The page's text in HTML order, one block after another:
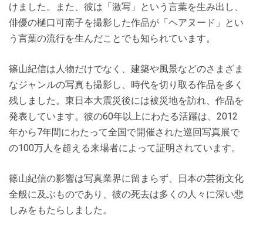
けました。また、彼は「激写」という言葉を生み出し、
俳優の樋口可南子を撮影した作品が「ヘアヌード」とい
う言葉の流行を生んだことでも知られています。
篠山紀信は人物だけでなく、建築や風景などのさまざま
なジャンルの写真も撮影し、時代を切り取る作品を多く
残しました。東日本大震災後には被災地を訪れ、作品を
発表しています。彼の60年以上にわたる活躍は、2012
年から7年間にわたって全国で開催された巡回写真展で
の100万人を超える来場者によって証明されています。
篠山紀信の影響は写真業界に留まらず、日本の芸術文化
全般に及ぶものであり、彼の死去は多くの人々に深い悲
しみをもたらしました​​​​​​。